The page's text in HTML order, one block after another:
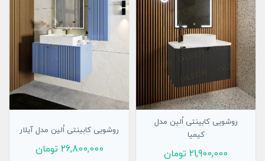
روشویی کابینتی اُلین مدل
کیمیا
21,900,000 تومان
روشویی کابینتی اُلین مدل آیلار
26,800,000 تومان